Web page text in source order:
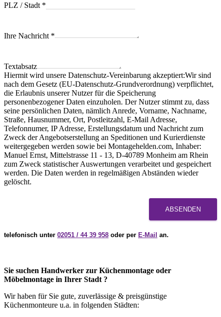
PLZ / Stadt *
Ihre Nachricht *
Textabsatz
Hiermit wird unsere Datenschutz-Vereinbarung akzeptiert:Wir sind
nach dem Gesetz (EU-Datenschutz-Grundverordnung) verpflichtet,
die Erlaubnis unserer Nutzer für die Speicherung
personenbezogener Daten einzuholen. Der Nutzer stimmt zu, dass
seine persönlichen Daten, nämlich Anrede, Vorname, Nachname,
Straße, Hausnummer, Ort, Postleitzahl, E-Mail Adresse,
Telefonnumer, IP Adresse, Erstellungsdatum und Nachricht zum
Zweck der Angebotserstellung an Speditionen und Kurierdienste
weitergegeben werden sowie bei Montagehelden.com, Inhaber:
Manuel Ernst, Mittelstrasse 11 - 13, D-40789 Monheim am Rhein
zum Zweck statistischer Auswertungen verarbeitet und gespeichert
werden. Die Daten werden in regelmäßigen Abständen wieder
gelöscht.
ABSENDEN
telefonisch unter 02051 / 44 39 958 oder per E-Mail an.
Sie suchen Handwerker zur Küchenmontage oder
Möbelmontage in Ihrer Stadt ?
Wir haben für Sie gute, zuverlässige & preisgünstige
Küchenmonteure u.a. in folgenden Städten: